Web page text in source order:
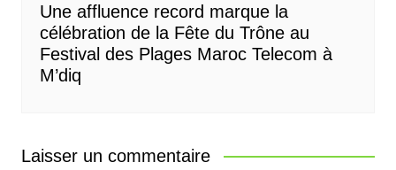
Une affluence record marque la
célébration de la Fête du Trône au
Festival des Plages Maroc Telecom à
M’diq
Laisser un commentaire